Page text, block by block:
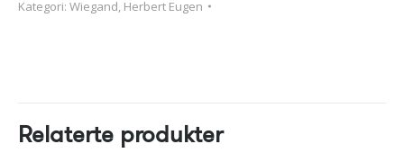
Kategori: Wiegand, Herbert Eugen
Relaterte produkter